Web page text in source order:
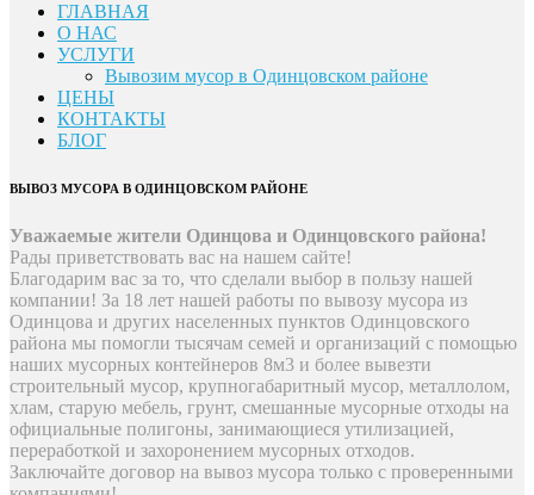
ГЛАВНАЯ
О НАС
УСЛУГИ
Вывозим мусор в Одинцовском районе
ЦЕНЫ
КОНТАКТЫ
БЛОГ
ВЫВОЗ МУСОРА В ОДИНЦОВСКОМ РАЙОНЕ
Уважаемые жители Одинцова и Одинцовского района!
Рады приветствовать вас на нашем сайте!
Благодарим вас за то, что сделали выбор в пользу нашей
компании! За 18 лет нашей работы по вывозу мусора из
Одинцова и других населенных пунктов Одинцовского
района мы помогли тысячам семей и организаций с помощью
наших мусорных контейнеров 8м3 и более вывезти
строительный мусор, крупногабаритный мусор, металлолом,
хлам, старую мебель, грунт, смешанные мусорные отходы на
официальные полигоны, занимающиеся утилизацией,
переработкой и захоронением мусорных отходов.
Заключайте договор на вывоз мусора только с проверенными